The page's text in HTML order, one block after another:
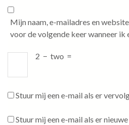
Mijn naam, e-mailadres en
voor de volgende keer wanneer ik
2 − two =
Stuur mij een e-mail als er
Stuur mij een e-mail als er